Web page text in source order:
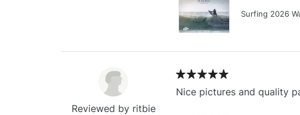
Surfing 2026
Reviewed by ritbie
Nice pictures and quality